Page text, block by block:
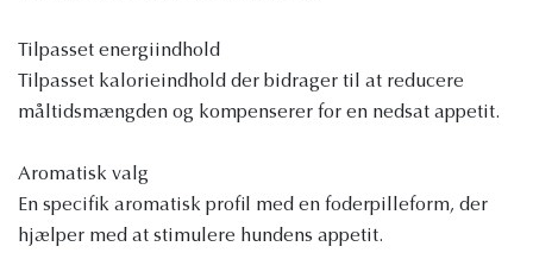
Tilpasset energiindhold
Tilpasset kalorieindhold der bidrager til at reducere
måltidsmængden og kompenserer for en nedsat appetit.
Aromatisk valg
En specifik aromatisk profil med en foderpilleform, der
hjælper med at stimulere hundens appetit.